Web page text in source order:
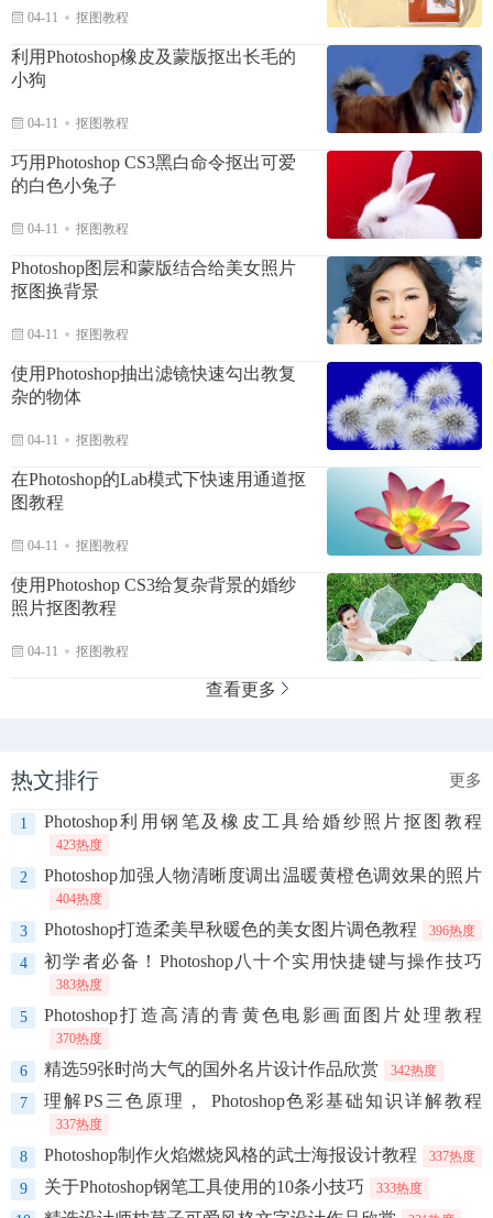
04-11 抠图教程
利用Photoshop橡皮及蒙版抠出长毛的
小狗
04-11 抠图教程
巧用Photoshop CS3黑白命令抠出可爱
的白色小兔子
04-11 抠图教程
Photoshop图层和蒙版结合给美女照片
抠图换背景
04-11 抠图教程
使用Photoshop抽出滤镜快速勾出教复
杂的物体
04-11 抠图教程
在Photoshop的Lab模式下快速用通道抠
图教程
04-11 抠图教程
使用Photoshop CS3给复杂背景的婚纱
照片抠图教程
04-11 抠图教程
查看更多
热文排行 更多
1 Photoshop利用钢笔及橡皮工具给婚纱照片抠图教程
423热度
2 Photoshop加强人物清晰度调出温暖黄橙色调效果的照片
404热度
3 Photoshop打造柔美早秋暖色的美女图片调色教程 396热度
4 初学者必备！Photoshop八十个实用快捷键与操作技巧
383热度
5 Photoshop打造高清的青黄色电影画面图片处理教程
370热度
6 精选59张时尚大气的国外名片设计作品欣赏 342热度
7 理解PS三色原理， Photoshop色彩基础知识详解教程
337热度
8 Photoshop制作火焰燃烧风格的武士海报设计教程 337热度
9 关于Photoshop钢笔工具使用的10条小技巧 333热度